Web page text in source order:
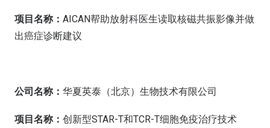
项目名称： AICAN帮助放射科医生读取核磁共振影像并做
出癌症诊断建议
公司名称： 华夏英泰（北京）生物技术有限公司
项目名称： 创新型STAR-T和TCR-T细胞免疫治疗技术